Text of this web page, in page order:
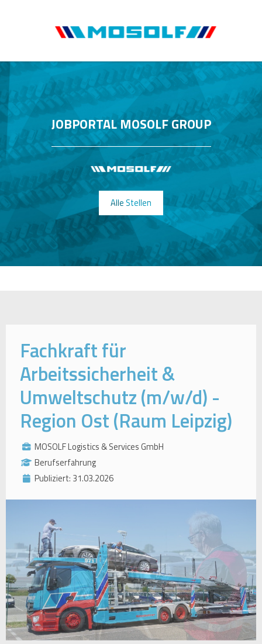
JOBPORTAL MOSOLF GROUP
Alle Stellen
Fachkraft für
Arbeitssicherheit &
Umweltschutz (m/w/d) -
Region Ost (Raum Leipzig)
MOSOLF Logistics & Services GmbH
Berufserfahrung
Publiziert: 31.03.2026